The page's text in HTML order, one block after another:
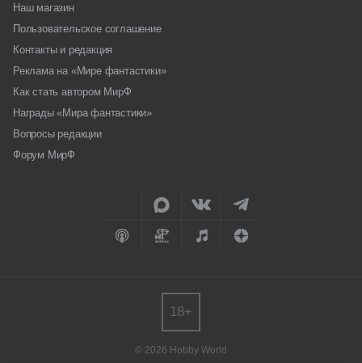
Наш магазин
Пользовательское соглашение
Контакты и редакция
Реклама на «Мире фантастики»
Как стать автором МирФ
Награды «Мира фантастики»
Вопросы редакции
Форум МирФ
© 2026 Hobby World
18+